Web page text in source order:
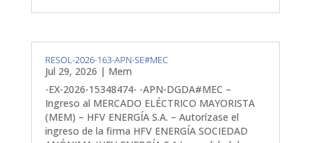
RESOL-2026-163-APN-SE#MEC
Jul 29, 2026 | Mem
-EX-2026-15348474- -APN-DGDA#MEC –
Ingreso al MERCADO ELÉCTRICO MAYORISTA
(MEM) – HFV ENERGÍA S.A. – Autorízase el
ingreso de la firma HFV ENERGÍA SOCIEDAD